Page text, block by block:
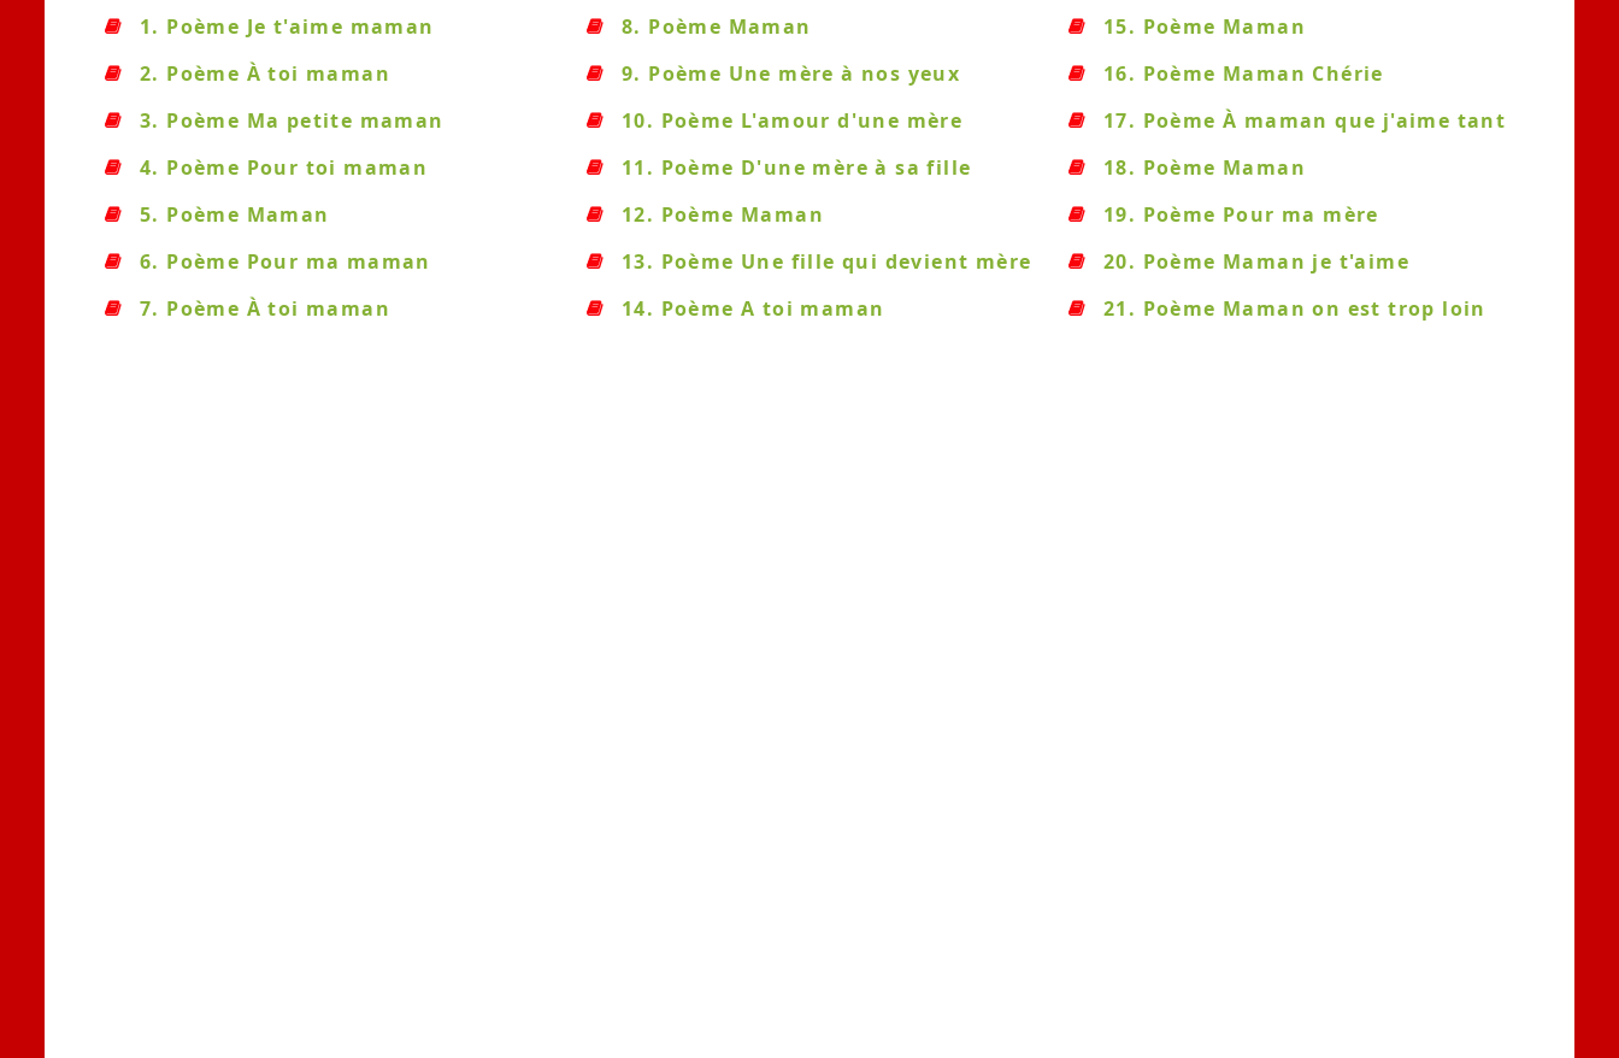
1. Poème Je t'aime maman
2. Poème À toi maman
3. Poème Ma petite maman
4. Poème Pour toi maman
5. Poème Maman
6. Poème Pour ma maman
7. Poème À toi maman
8. Poème Maman
9. Poème Une mère à nos yeux
10. Poème L'amour d'une mère
11. Poème D'une mère à sa fille
12. Poème Maman
13. Poème Une fille qui devient mère
14. Poème A toi maman
15. Poème Maman
16. Poème Maman Chérie
17. Poème À maman que j'aime tant
18. Poème Maman
19. Poème Pour ma mère
20. Poème Maman je t'aime
21. Poème Maman on est trop loin